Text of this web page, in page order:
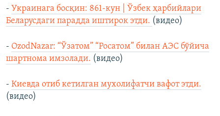
- Украинага босқин: 861-кун | Ўзбек ҳарбийлари
Беларусдаги парадда иштирок этди. (видео)
- OzodNazar: “Ўзатом” “Росатом” билан АЭС бўйича
шартнома имзолади. (видео)
- Киевда отиб кетилган мухолифатчи вафот этди.
(видео)